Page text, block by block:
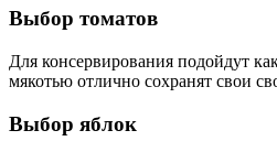
Выбор томатов
Для консервирования подойдут
мякотью отлично сохранят свои
Выбор яблок